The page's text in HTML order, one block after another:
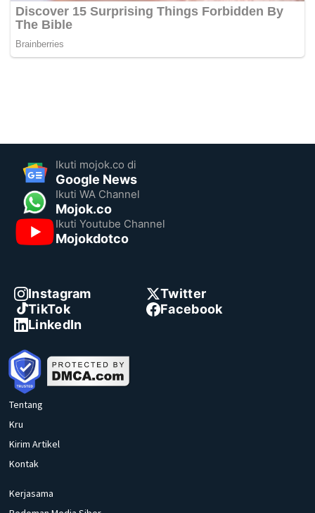
Ikuti mojok.co di
Google News
Ikuti WA Channel
Mojok.co
Ikuti Youtube Channel
Mojokdotco
Instagram
Twitter
TikTok
Facebook
LinkedIn
Tentang
Kru
Kirim Artikel
Kontak
Kerjasama